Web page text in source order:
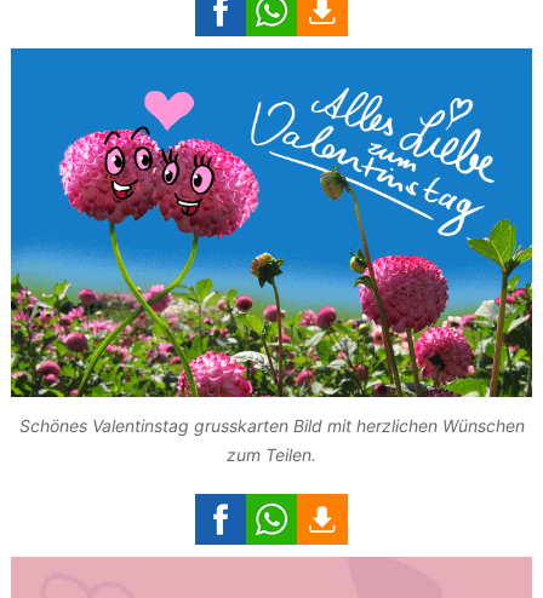
Schönes Valentinstag grusskarten Bild mit herzlichen Wünschen
zum Teilen.